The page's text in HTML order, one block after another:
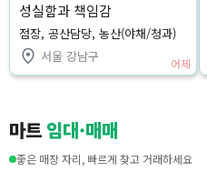
성실함과 책임감
점장, 공산담당, 농산(야채/청과)
서울 강남구
어제
마트 임대·매매
좋은 매장 자리, 빠르게 찾고 거래하세요